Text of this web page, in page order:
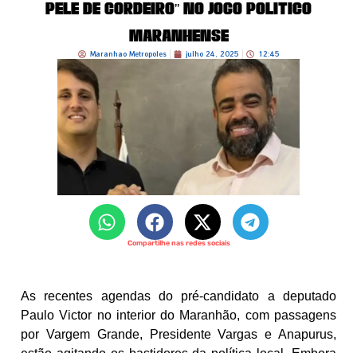
Pele de Cordeiro” no Jogo Político
Maranhense
Maranhao Metropoles julho 24, 2025 12:45
Compartilhe nas redes sociais
As recentes agendas do pré-candidato a deputado
Paulo Victor no interior do Maranhão, com passagens
por Vargem Grande, Presidente Vargas e Anapurus,